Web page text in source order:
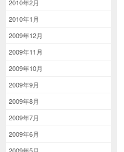
2010年2月
2010年1月
2009年12月
2009年11月
2009年10月
2009年9月
2009年8月
2009年7月
2009年6月